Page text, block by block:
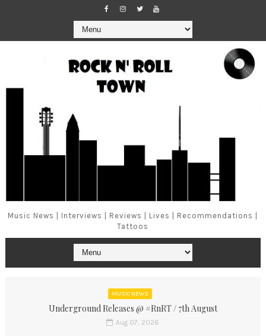
Music News | Interviews | Reviews | Lives | Recommendations |
Tattoos
MUSIC NEWS
Underground Releases @ #RnRT / 7th August
Aug 07, 2026